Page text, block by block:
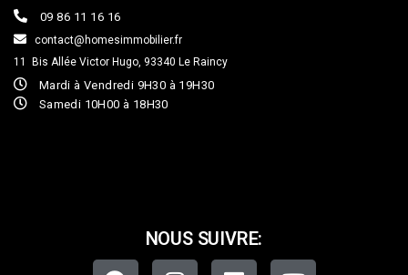
09 86 11 16 16
contact@homesimmobilier.fr
11 Bis Allée Victor Hugo, 93340 Le Raincy
Mardi à Vendredi 9H30 à 19H30
Samedi 10H00 à 18H30
NOUS SUIVRE: